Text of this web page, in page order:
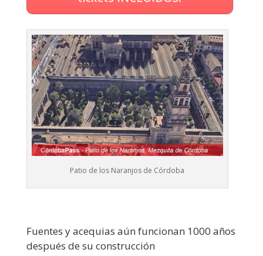
Patio de los Naranjos de Córdoba
Fuentes y acequias aún funcionan 1000 años
después de su construcción